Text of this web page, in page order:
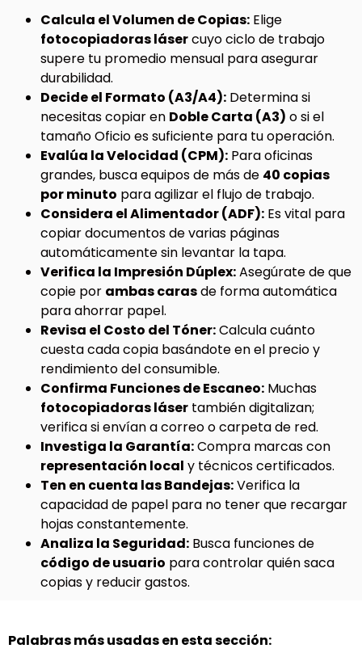
Calcula el Volumen de Copias: Elige
fotocopiadoras lásercuyo ciclo de trabajo
supere tu promedio mensual para asegurar
durabilidad.
Decide el Formato (A3/A4): Determina si
necesitas copiar en Doble Carta (A3) o si el
tamaño Oficio es suficiente para tu operación.
Evalúa la Velocidad (CPM): Para oficinas
grandes, busca equipos de más de 40 copias
por minuto para agilizar el flujo de trabajo.
Considera el Alimentador (ADF): Es vital para
copiar documentos de varias páginas
automáticamente sin levantar la tapa.
Verifica la Impresión Dúplex:Asegúrate de que
copie por ambas carasde forma automática
para ahorrar papel.
Revisa el Costo del Tóner:Calcula cuánto
cuesta cada copia basándote en el precio y
rendimiento del consumible.
Confirma Funciones de Escaneo: Muchas
fotocopiadoras láser también digitalizan;
verifica si envían a correo o carpeta de red.
Investiga la Garantía:Compra marcas con
representación local y técnicos certificados.
Ten en cuenta las Bandejas:Verifica la
capacidad de papel para no tener que recargar
hojas constantemente.
Analiza la Seguridad: Busca funciones de
código de usuario para controlar quién saca
copias y reducir gastos.
Palabras más usadas en esta sección: